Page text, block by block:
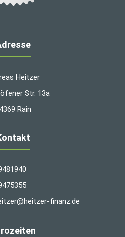
Heitzer
Str. 13a
Rain
finanz.de